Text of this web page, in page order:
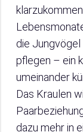
die
pflegen – ein
umeinander
Das Kraulen
dazu mehr in